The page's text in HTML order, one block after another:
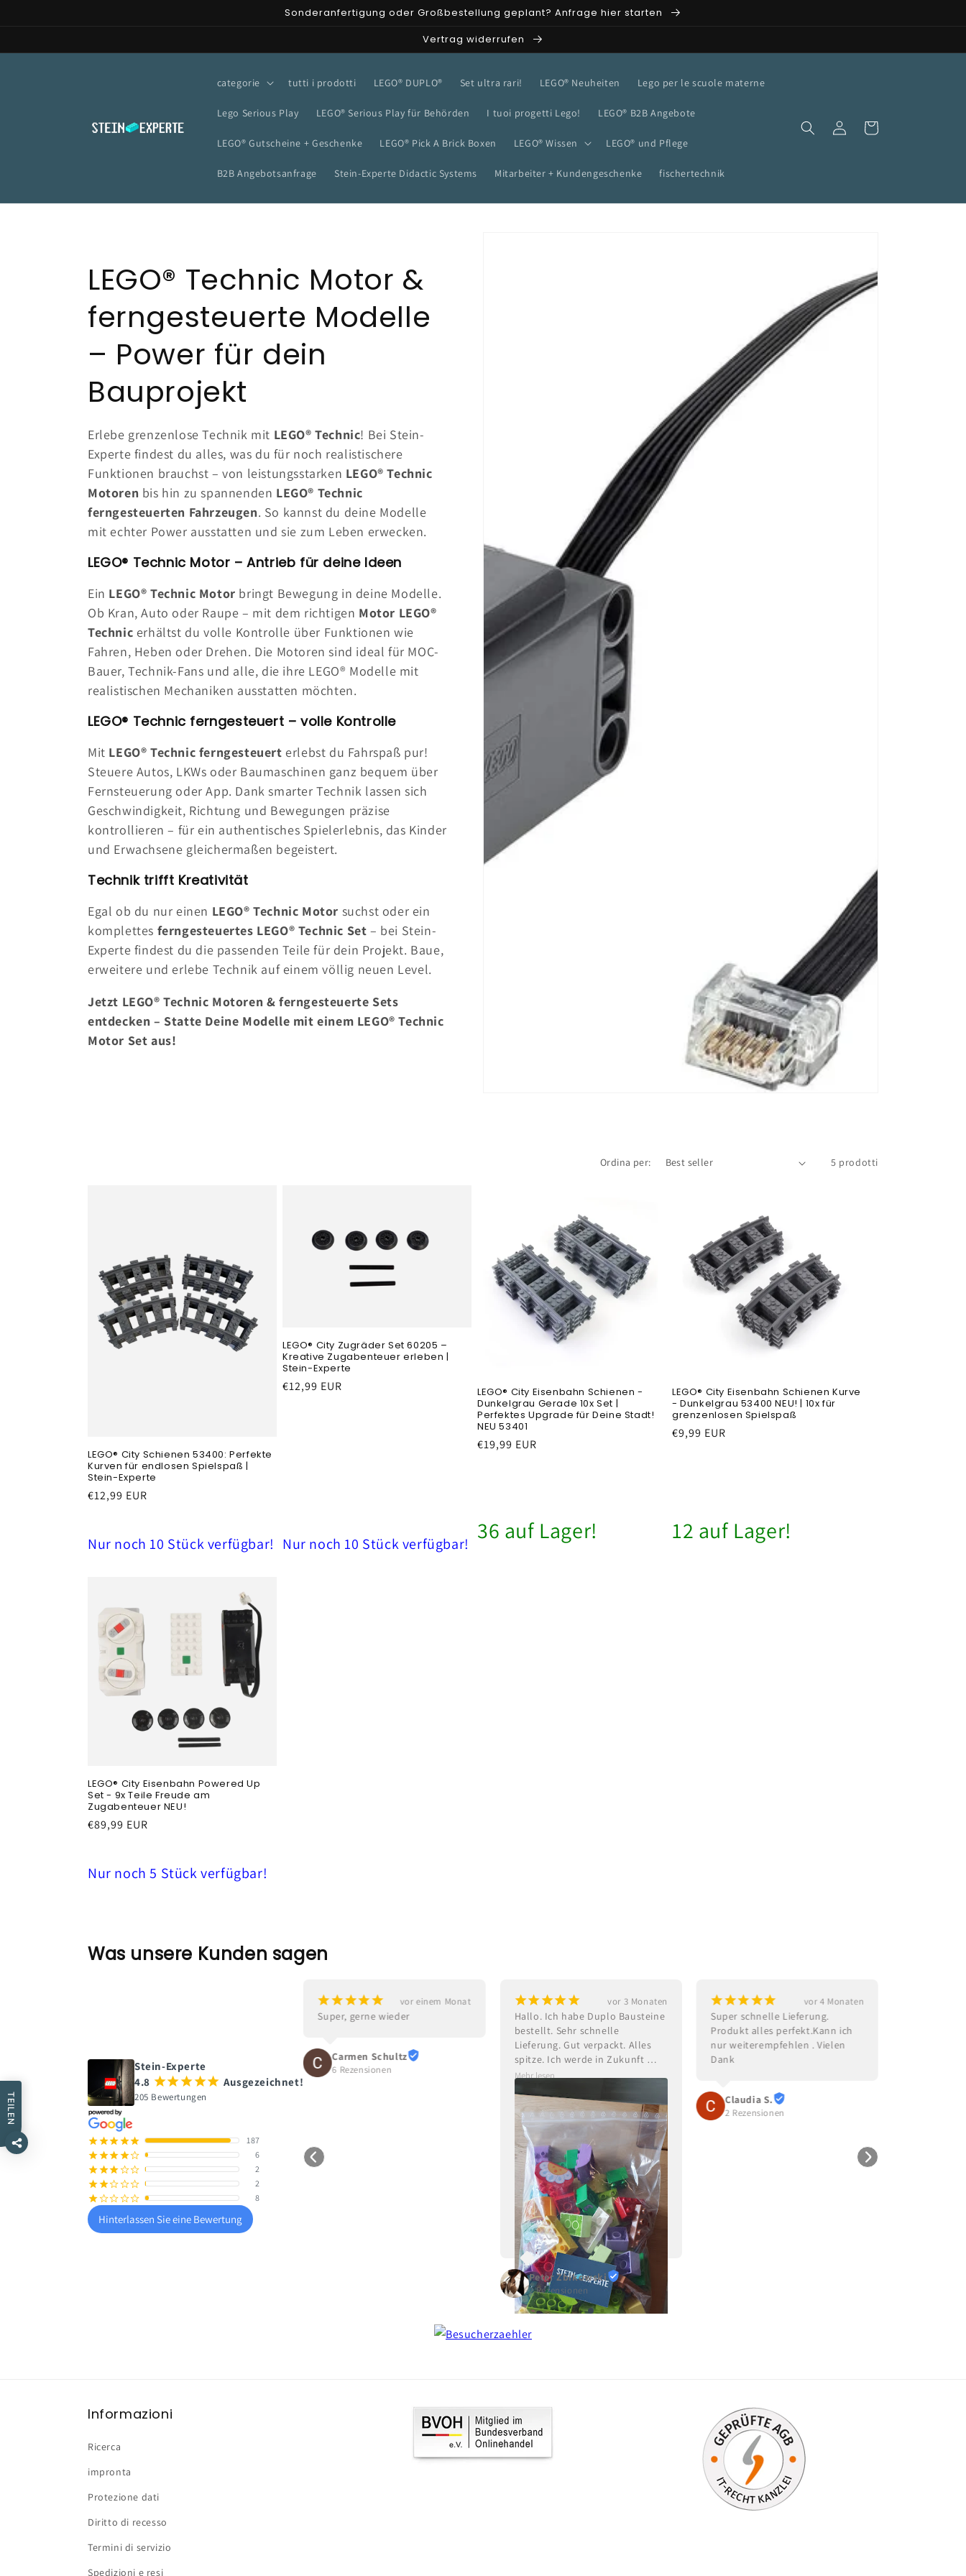
Sonderanfertigung oder Großbestellung geplant? Anfrage hier starten
Vertrag widerrufen
categorie tutti i prodotti LEGO® DUPLO® Set ultra rari! LEGO® Neuheiten Lego per le scuole materne
Lego Serious Play LEGO® Serious Play für Behörden I tuoi progetti Lego! LEGO® B2B Angebote
LEGO® Gutscheine + Geschenke LEGO® Pick A Brick Boxen LEGO® Wissen LEGO® und Pflege
B2B Angebotsanfrage Stein-Experte Didactic Systems Mitarbeiter + Kundengeschenke fischertechnik
Accedi Carrello
C
o
l
l
e
z
i
o
n
e
:
LEGO® Technic Motor &
ferngesteuerte Modelle
– Power für dein
Bauprojekt
Erlebe grenzenlose Technik mit LEGO® Technic! Bei Stein-
Experte findest du alles, was du für noch realistischere
Funktionen brauchst – von leistungsstarken LEGO® Technic
Motoren bis hin zu spannenden LEGO® Technic
ferngesteuerten Fahrzeugen. So kannst du deine Modelle
mit echter Power ausstatten und sie zum Leben erwecken.
LEGO® Technic Motor – Antrieb für deine Ideen
Ein LEGO® Technic Motor bringt Bewegung in deine Modelle.
Ob Kran, Auto oder Raupe – mit dem richtigen Motor LEGO®
Technic erhältst du volle Kontrolle über Funktionen wie
Fahren, Heben oder Drehen. Die Motoren sind ideal für MOC-
Bauer, Technik-Fans und alle, die ihre LEGO® Modelle mit
realistischen Mechaniken ausstatten möchten.
LEGO® Technic ferngesteuert – volle Kontrolle
Mit LEGO® Technic ferngesteuert erlebst du Fahrspaß pur!
Steuere Autos, LKWs oder Baumaschinen ganz bequem über
Fernsteuerung oder App. Dank smarter Technik lassen sich
Geschwindigkeit, Richtung und Bewegungen präzise
kontrollieren – für ein authentisches Spielerlebnis, das Kinder
und Erwachsene gleichermaßen begeistert.
Technik trifft Kreativität
Egal ob du nur einen LEGO® Technic Motor suchst oder ein
komplettes ferngesteuertes LEGO® Technic Set – bei Stein-
Experte findest du die passenden Teile für dein Projekt. Baue,
erweitere und erlebe Technik auf einem völlig neuen Level.
Jetzt LEGO® Technic Motoren & ferngesteuerte Sets
entdecken – Statte Deine Modelle mit einem LEGO® Technic
Motor Set aus!
Ordina per: 5 prodotti
LEGO® City Schienen 53400: Perfekte
Kurven für endlosen Spielspaß |
Stein-Experte
Prezzo
€12,99 EUR
Nur noch 10 Stück verfügbar!
LEGO® City Zugräder Set 60205 –
Kreative Zugabenteuer erleben |
Stein-Experte
Prezzo
€12,99 EUR
Nur noch 10 Stück verfügbar!
LEGO® City Eisenbahn Schienen -
Dunkelgrau Gerade 10x Set |
Perfektes Upgrade für Deine Stadt!
NEU 53401
Prezzo
€19,99 EUR
36 auf Lager!
LEGO® City Eisenbahn Schienen Kurve
- Dunkelgrau 53400 NEU! | 10x für
grenzenlosen Spielspaß
Prezzo
€9,99 EUR
12 auf Lager!
LEGO® City Eisenbahn Powered Up
Set - 9x Teile Freude am
Zugabenteuer NEU!
Prezzo
€89,99 EUR
Nur noch 5 Stück verfügbar!
Was unsere Kunden sagen
Stein-Experte
4.8 ¡¡¡¡¡ Ausgezeichnet!
205 Bewertungen
¡¡¡¡¡ 187
¡¡¡¡¢ 6
¡¡¡¢¢ 2
¡¡¢¢¢ 2
¡¢¢¢¢ 8
Hinterlassen Sie eine Bewertung
¡¡¡¡¡ vor einem Monat
Super, gerne wieder
Carmen Schultz
6 Rezensionen
¡¡¡¡¡ vor 3 Monaten
Hallo. Ich habe Duplo Bausteine
bestellt. Sehr schnelle
Lieferung. Gut verpackt. Alles
spitze. Ich werde in Zukunft
weiter dort bestellen. Kann ich
Mehr lesen
Peter Zbikowski
2 Rezensionen
¡¡¡¡¡ vor 4 Monaten
Super schnelle Lieferung.
Produkt alles perfekt.Kann ich
nur weiterempfehlen . Vielen
Dank
Claudia S.
2 Rezensionen
Informazioni
Ricerca
impronta
Protezione dati
Diritto di recesso
Termini di servizio
Spedizioni e resi
TEILEN